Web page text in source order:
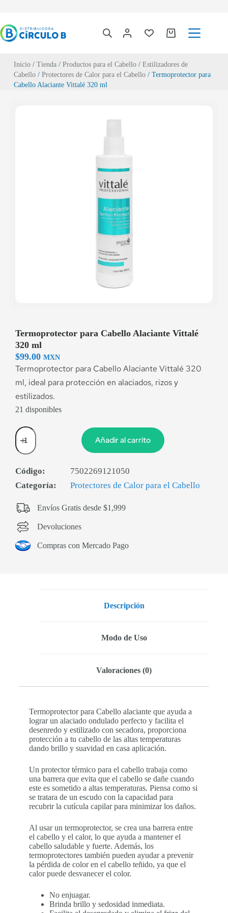
Inicio/ Tienda/ Productos para el Cabello/ Estilizadores de
Cabello/ Protectores de Calor para el Cabello/ Termoprotector para
Cabello Alaciante Vittalé 320 ml
Termoprotector para Cabello Alaciante Vittalé
320 ml
$99.00 MXN
Termoprotector para Cabello Alaciante Vittalé 320
ml, ideal para protección en alaciados, rizos y
estilizados.
21 disponibles
Añadir al carrito
Código:
7502269121050
Categoría:
Protectores de Calor para el Cabello
Envíos Gratis desde $1,999
Devoluciones
Compras con Mercado Pago
Descripción
Modo de Uso
Valoraciones (0)
Termoprotector para Cabello alaciante que ayuda a
lograr un alaciado ondulado perfecto y facilita el
desenredo y estilizado con secadora, proporciona
protección a tu cabello de las altas temperaturas
dando brillo y suavidad en casa aplicación.
Un protector térmico para el cabello trabaja como
una barrera que evita que el cabello se dañe cuando
este es sometido a altas temperaturas. Piensa como si
se tratara de un escudo con la capacidad para
recubrir la cutícula capilar para minimizar los daños.
Al usar un termoprotector, se crea una barrera entre
el cabello y el calor, lo que ayuda a mantener el
cabello saludable y fuerte. Además, los
termoprotectores también pueden ayudar a prevenir
la pérdida de color en el cabello teñido, ya que el
calor puede desvanecer el color.
No enjuagar.
Brinda brillo y sedosidad inmediata.